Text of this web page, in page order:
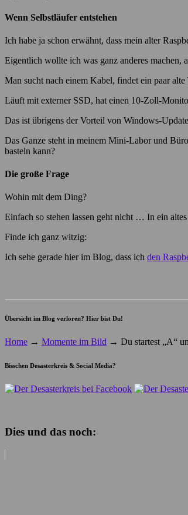
Wenn Selbstläufer entstehen
Ich habe ja schon erwähnt, dass mein alter
Eigentlich wollte ich was ganz anderes machen,
Man sucht nach einem Kabel, findet ein paar
Läuft mit externer SSD, hat einen 10-Zoll-
Das ist übrigens der Vorteil von Windows-
Das Ganze steht in meinem Mini-Labor und
basteln kann?
Die große Frage
Wohin mit dem Ding?
Einfach so stehen lassen geht nicht … In ein
Finde ich ganz witzig:
Ich sehe gerade hier im Blog, dass ich den
Übersicht im Blog verloren? Hier bist Du!
Home → Momente im Bild → Du startest „A“
Bisschen Desasterkreis & Social Media?
Dies und das noch: